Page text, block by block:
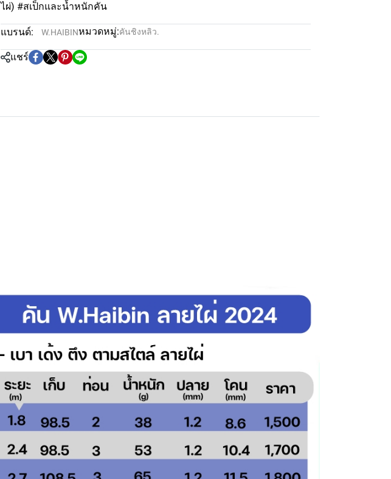
ไผ่) #สเป็กและน้ำหนักคัน
แบรนด์: W.HAIBINหมวดหมู่:คันชิงหลิว.
แชร์